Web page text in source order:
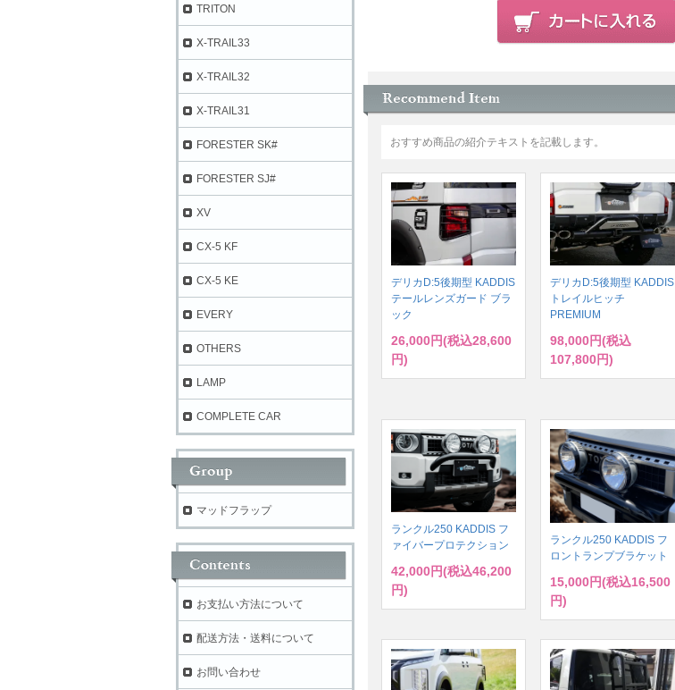
おすすめ商品の紹介テキストを記載します。
デリカD:5後期型 KADDIS
テールレンズガード ブラ
ック
26,000円(税込28,600
円)
デリカD:5後期型 KADDIS
トレイルヒッチ
PREMIUM
98,000円(税込
107,800円)
ランクル250 KADDIS フ
ァイバープロテクション
42,000円(税込46,200
円)
ランクル250 KADDIS フ
ロントランプブラケット
15,000円(税込16,500
円)
TRITON
X-TRAIL33
X-TRAIL32
X-TRAIL31
FORESTER SK#
FORESTER SJ#
XV
CX-5 KF
CX-5 KE
EVERY
OTHERS
LAMP
COMPLETE CAR
マッドフラップ
お支払い方法について
配送方法・送料について
お問い合わせ